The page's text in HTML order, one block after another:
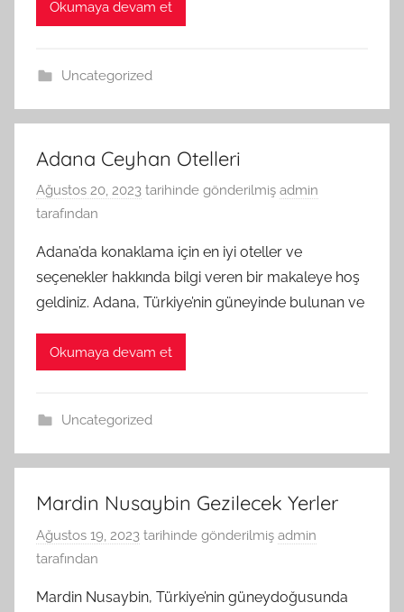
Okumaya devam et
Uncategorized
Adana Ceyhan Otelleri
Ağustos 20, 2023 tarihinde gönderilmiş admin
tarafından
Adana’da konaklama için en iyi oteller ve
seçenekler hakkında bilgi veren bir makaleye hoş
geldiniz. Adana, Türkiye’nin güneyinde bulunan ve
Okumaya devam et
Uncategorized
Mardin Nusaybin Gezilecek Yerler
Ağustos 19, 2023 tarihinde gönderilmiş admin
tarafından
Mardin Nusaybin, Türkiye’nin güneydoğusunda